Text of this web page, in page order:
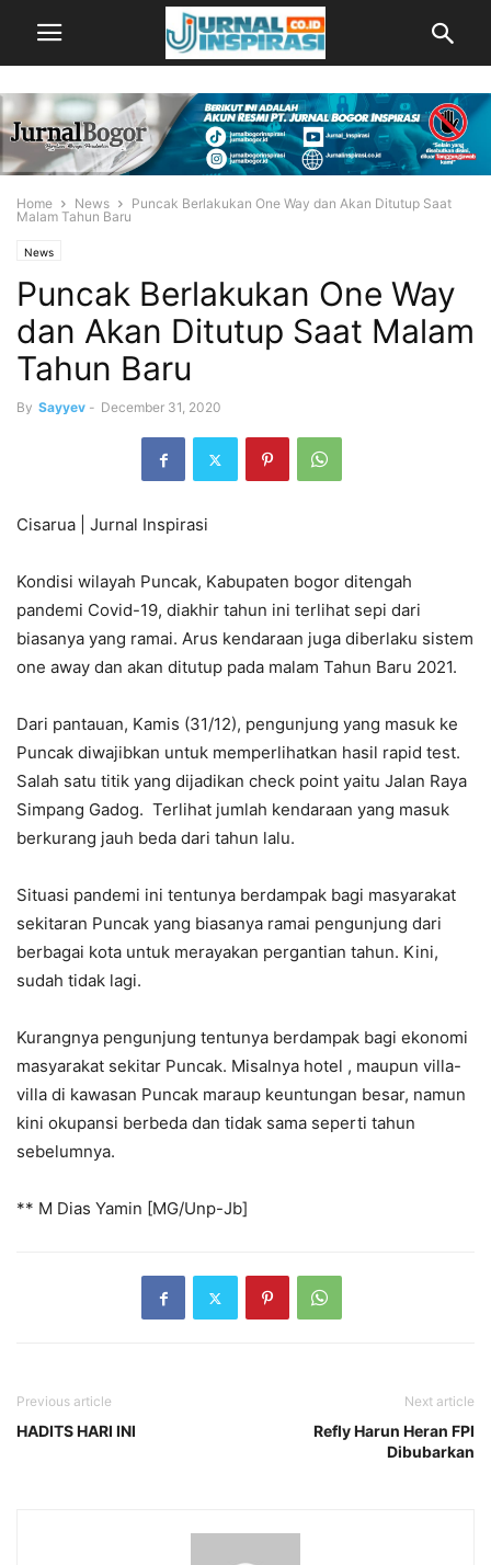
Home News
Puncak Berlakukan One Way dan Akan Ditutup Saat
Malam Tahun Baru
News
Puncak Berlakukan One Way
dan Akan Ditutup Saat Malam
Tahun Baru
By Sayyev - December 31, 2020
Cisarua | Jurnal Inspirasi
Kondisi wilayah Puncak, Kabupaten bogor ditengah
pandemi Covid-19, diakhir tahun ini terlihat sepi dari
biasanya yang ramai. Arus kendaraan juga diberlaku sistem
one away dan akan ditutup pada malam Tahun Baru 2021.
Dari pantauan, Kamis (31/12), pengunjung yang masuk ke
Puncak diwajibkan untuk memperlihatkan hasil rapid test.
Salah satu titik yang dijadikan check point yaitu Jalan Raya
Simpang Gadog. Terlihat jumlah kendaraan yang masuk
berkurang jauh beda dari tahun lalu.
Situasi pandemi ini tentunya berdampak bagi masyarakat
sekitaran Puncak yang biasanya ramai pengunjung dari
berbagai kota untuk merayakan pergantian tahun. Kini,
sudah tidak lagi.
Kurangnya pengunjung tentunya berdampak bagi ekonomi
masyarakat sekitar Puncak. Misalnya hotel , maupun villa-
villa di kawasan Puncak maraup keuntungan besar, namun
kini okupansi berbeda dan tidak sama seperti tahun
sebelumnya.
** M Dias Yamin [MG/Unp-Jb]
Previous article
HADITS HARI INI
Next article
Refly Harun Heran FPI
Dibubarkan